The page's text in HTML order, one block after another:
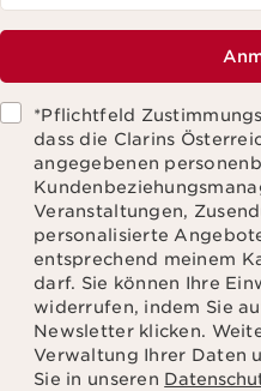
*Pflichtfeld
dass die Clarins
angegebenen
Veranstaltungen,
personalisierte
entsprechend meinem
darf. Sie können Ihre
widerrufen, indem Sie
Newsletter klicken.
Verwaltung Ihrer Daten
Sie in unseren